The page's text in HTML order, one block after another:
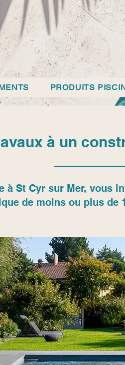
PRODUITS
à un
à St Cyr sur Mer, vous
de moins ou plus